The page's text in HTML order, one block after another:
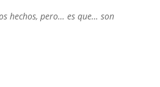
hechos, pero… es que… son